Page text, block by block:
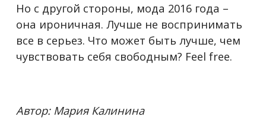
Но с другой стороны, мода 2016 года –
она ироничная. Лучше не воспринимать
все в серьез. Что может быть лучше, чем
чувствовать себя свободным? Feel free.
Автор: Мария Калинина